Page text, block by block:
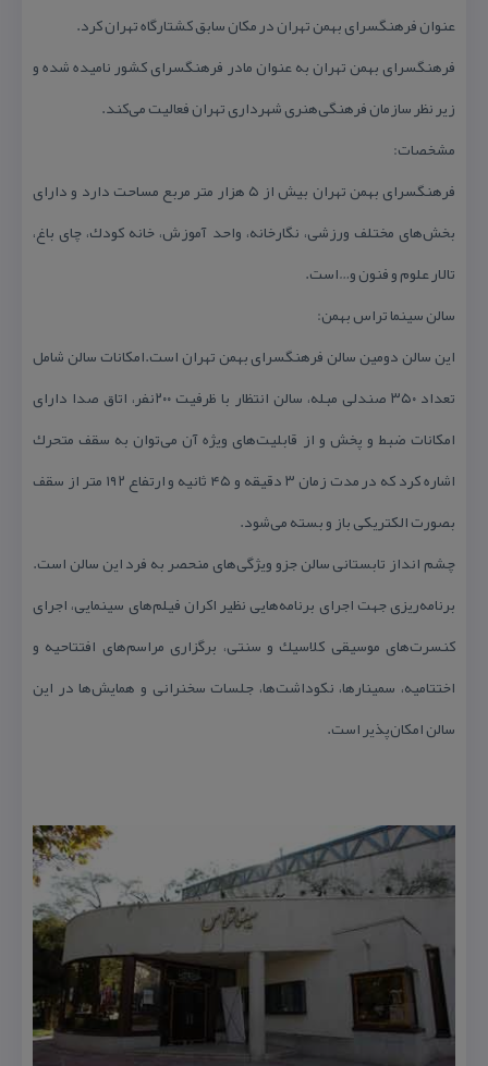
عنوان فرهنگسرای بهمن تهران در مكان سابق كشتارگاه تهران كرد.
فرهنگسرای بهمن تهران به عنوان مادر فرهنگسرای كشور نامیده شده و
زیر نظر سازمان فرهنگی‌هنری شهرداری تهران فعالیت می‌كند.
مشخصات:
فرهنگسرای بهمن تهران بیش از ۵ هزار متر مربع مساحت دارد و دارای
بخش‌های مختلف ورزشی، نگارخانه، واحد آموزش، خانه كودك، چای باغ،
تالار علوم و فنون و…است.
سالن سینما تراس بهمن:
این سالن دومین سالن فرهنگسرای بهمن تهران است.امكانات سالن شامل
تعداد ۳۵۰ صندلی مبله، سالن انتظار با ظرفیت ۲۰۰نفر، اتاق صدا دارای
امكانات ضبط و پخش و از قابلیت‌های ویژه آن می‌توان به سقف متحرك
اشاره كرد كه در مدت زمان ۳ دقیقه و ۴۵ ثانیه و ارتفاع ۱۹۲ متر از سقف
بصورت الكتریكی باز و بسته می‌شود.
چشم انداز تابستانی سالن جزو ویژگی‌های منحصر به فرد این سالن است.
برنامه‌ریزی جهت اجرای برنامه‌هایی نظیر اكران فیلم‌های سینمایی، اجرای
كنسرت‌های موسیقی كلاسیك و سنتی، برگزاری مراسم‌های افتتاحیه و
اختتامیه، سمینارها، نكوداشت‌ها، جلسات سخنرانی و همایش‌ها در این
سالن امكان‌پذیر است.